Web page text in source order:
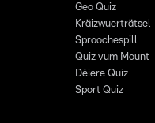
Geo Quiz
Kräizwuerträtsel
Sproochespill
Quiz vum Mount
Déiere Quiz
Sport Quiz